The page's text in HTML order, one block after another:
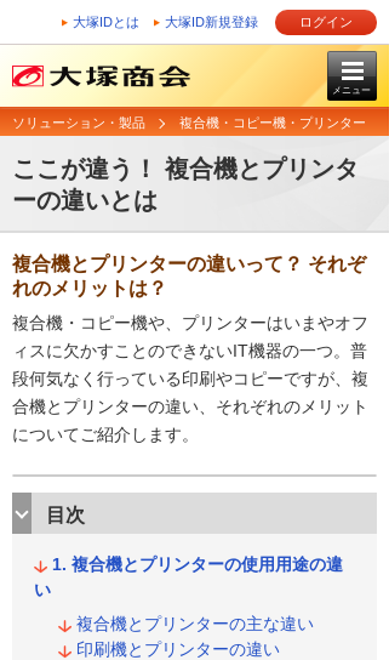
大塚IDとは 大塚ID新規登録 ログイン
メニュー
ソリューション・製品 複合機・コピー機・プリンター
ここが違う！ 複合機とプリンタ
ーの違いとは
複合機とプリンターの違いって？ それぞ
れのメリットは？
複合機・コピー機や、プリンターはいまやオフ
ィスに欠かすことのできないIT機器の一つ。普
段何気なく行っている印刷やコピーですが、複
合機とプリンターの違い、それぞれのメリット
についてご紹介します。
目次
複合機とプリンターの使用用途の違
い
複合機とプリンターの主な違い
印刷機とプリンターの違い